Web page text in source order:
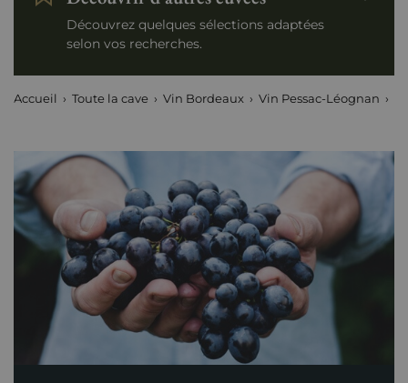
Découvrez quelques sélections adaptées
selon vos recherches.
Accueil Toute la cave Vin Bordeaux Vin Pessac-Léognan